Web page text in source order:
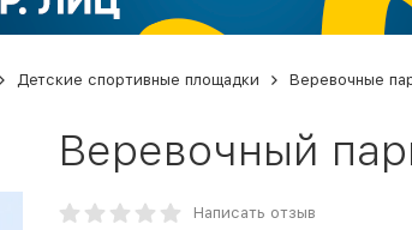
Детские спортивные площадки Веревочные
Веревочный
Написать отзыв